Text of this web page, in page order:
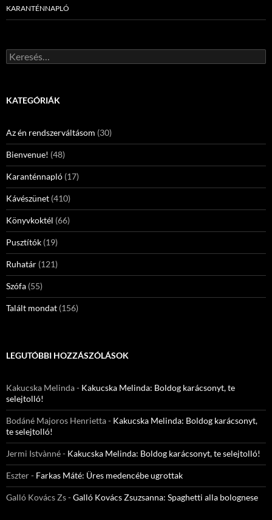
KARANTÉNNAPLÓ
Keresés:
KATEGÓRIÁK
Az én rendszerváltásom (30)
Bienvenue! (48)
Karanténnapló (17)
Kávészünet (410)
Könyvkoktél (66)
Pusztítók (19)
Ruhatár (121)
Szófa (55)
Talált mondat (156)
LEGUTÓBBI HOZZÁSZÓLÁSOK
Kakucska Melinda- Kakucska Melinda: Boldog karácsonyt, te
selejtolló!
Bodáné Majoros Henrietta- Kakucska Melinda: Boldog karácsonyt,
te selejtolló!
Jermi Istvànné- Kakucska Melinda: Boldog karácsonyt, te selejtolló!
Eszter- Farkas Máté: Üres medencébe ugrottak
Galló Kovács Zs-Galló Kovács Zsuzsanna: Spaghetti alla bolognese